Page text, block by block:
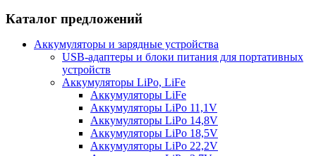
Каталог предложений
Аккумуляторы и зарядные устройства
USB-адаптеры и блоки питания для портативных
устройств
Аккумуляторы LiPo, LiFe
Аккумуляторы LiFe
Аккумуляторы LiPo 11,1V
Аккумуляторы LiPo 14,8V
Аккумуляторы LiPo 18,5V
Аккумуляторы LiPo 22,2V